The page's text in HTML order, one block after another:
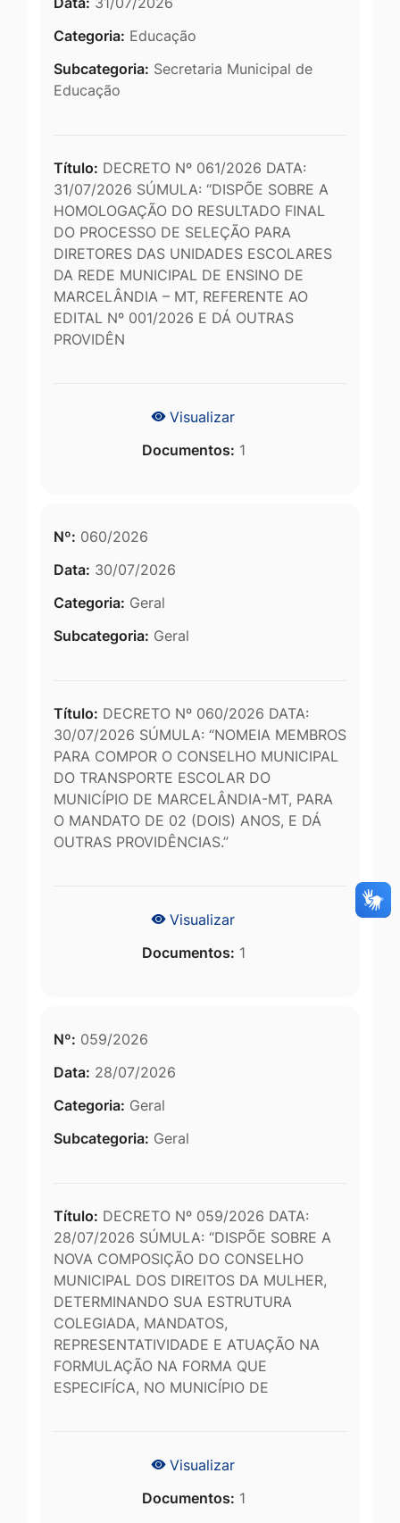
Categoria: Educação
Subcategoria: Secretaria Municipal de
Educação
Título: DECRETO Nº 061/2026 DATA:
31/07/2026 SÚMULA: “DISPÕE SOBRE A
HOMOLOGAÇÃO DO RESULTADO FINAL
DO PROCESSO DE SELEÇÃO PARA
DIRETORES DAS UNIDADES ESCOLARES
DA REDE MUNICIPAL DE ENSINO DE
MARCELÂNDIA – MT, REFERENTE AO
EDITAL Nº 001/2026 E DÁ OUTRAS
PROVIDÊN
Visualizar
Documentos: 1
Nº: 060/2026
Data: 30/07/2026
Categoria: Geral
Subcategoria: Geral
Título: DECRETO Nº 060/2026 DATA:
30/07/2026 SÚMULA: “NOMEIA MEMBROS
PARA COMPOR O CONSELHO MUNICIPAL
DO TRANSPORTE ESCOLAR DO
MUNICÍPIO DE MARCELÂNDIA-MT, PARA
O MANDATO DE 02 (DOIS) ANOS, E DÁ
OUTRAS PROVIDÊNCIAS.”
Visualizar
Documentos: 1
Nº: 059/2026
Data: 28/07/2026
Categoria: Geral
Subcategoria: Geral
Título: DECRETO Nº 059/2026 DATA:
28/07/2026 SÚMULA: “DISPÕE SOBRE A
NOVA COMPOSIÇÃO DO CONSELHO
MUNICIPAL DOS DIREITOS DA MULHER,
DETERMINANDO SUA ESTRUTURA
COLEGIADA, MANDATOS,
REPRESENTATIVIDADE E ATUAÇÃO NA
FORMULAÇÃO NA FORMA QUE
ESPECIFÍCA, NO MUNICÍPIO DE
Visualizar
Documentos: 1